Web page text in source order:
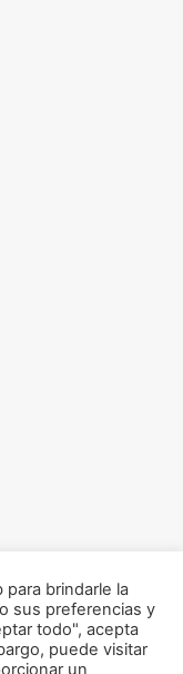
brindarle la
sus preferencias y
todo", acepta
puede visitar
un